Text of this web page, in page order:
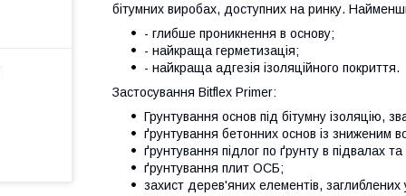
бітумних виробах, доступних на ринку.
- глибше проникнення в основу;
- найкраща герметизація;
- найкраща адгезія ізоляційного покриття.
Застосування Bitflex Primer:
Грунтування основ під бітумну ізоляцію,
ґрунтування бетонних основ із зниженим
ґрунтування підлог по ґрунту в підвалах
ґрунтування плит ОСБ;
захист дерев'яних елементів,